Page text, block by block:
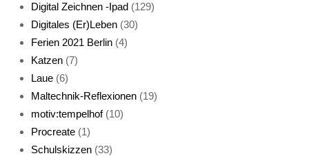
Live-Cat
Digital Zeichnen -Ipad (129)
Digitales (Er)Leben (30)
Ferien 2021 Berlin (4)
Katzen (7)
Laue (6)
Maltechnik-Reflexionen (19)
motiv:tempelhof(10)
Procreate (1)
Schulskizzen (33)